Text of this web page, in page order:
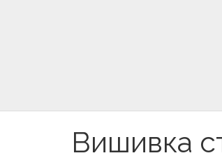
Вишивка